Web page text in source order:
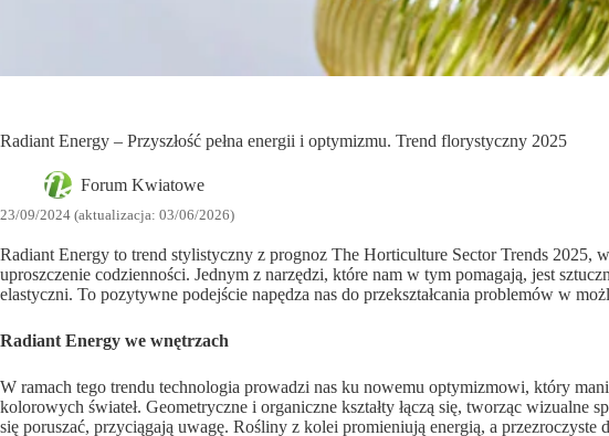
Radiant Energy – Przyszłość pełna energii i optymizmu. Trend florystyczny 2025
Forum Kwiatowe
23/09/2024 (aktualizacja: 03/06/2026)
Radiant Energy to trend stylistyczny z prognoz The Horticulture Sector Trends
uproszczenie codzienności. Jednym z narzędzi, które nam w tym pomagają, jest
elastyczni. To pozytywne podejście napędza nas do przekształcania problemów w
Radiant Energy we wnętrzach
W ramach tego trendu technologia prowadzi nas ku nowemu optymizmowi, który
kolorowych świateł. Geometryczne i organiczne kształty łączą się, tworząc
się poruszać, przyciągają uwagę. Rośliny z kolei promieniują energią, a